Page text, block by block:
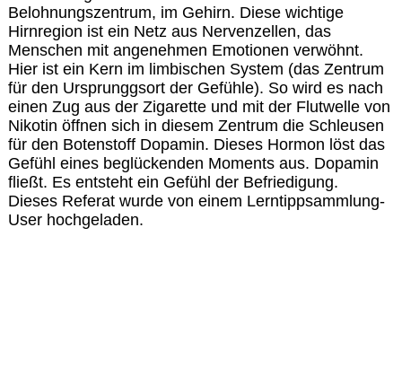
Belohnungszentrum, im Gehirn. Diese wichtige
Hirnregion ist ein Netz aus Nervenzellen, das
Menschen mit angenehmen Emotionen verwöhnt.
Hier ist ein Kern im limbischen System (das Zentrum
für den Ursprunggsort der Gefühle). So wird es nach
einen Zug aus der Zigarette und mit der Flutwelle von
Nikotin öffnen sich in diesem Zentrum die Schleusen
für den Botenstoff Dopamin. Dieses Hormon löst das
Gefühl eines beglückenden Moments aus. Dopamin
fließt. Es entsteht ein Gefühl der Befriedigung.
Dieses Referat wurde von einem Lerntippsammlung-
User hochgeladen.